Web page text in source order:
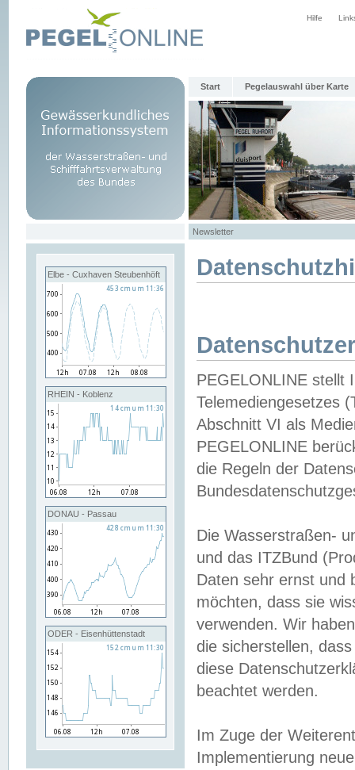
Hilfe
Start Pegelauswahl über Karte
Newsletter
Elbe - Cuxhaven Steubenhöft
RHEIN - Koblenz
DONAU - Passau
ODER - Eisenhüttenstadt
PEGELONLINE stellt
Telemediengesetzes
Abschnitt VI als
PEGELONLINE
die Regeln der
Die Wasserstraßen-
und das ITZBund
Daten sehr ernst und
möchten, dass sie
verwenden. Wir
die sicherstellen,
diese
beachtet werden.
Im Zuge der
Implementierung